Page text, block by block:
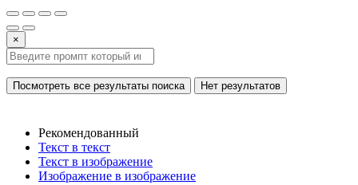
×
Посмотреть все результаты поиска Нет результатов
Рекомендованный
Текст в текст
Текст в изображение
Изображение в изображение